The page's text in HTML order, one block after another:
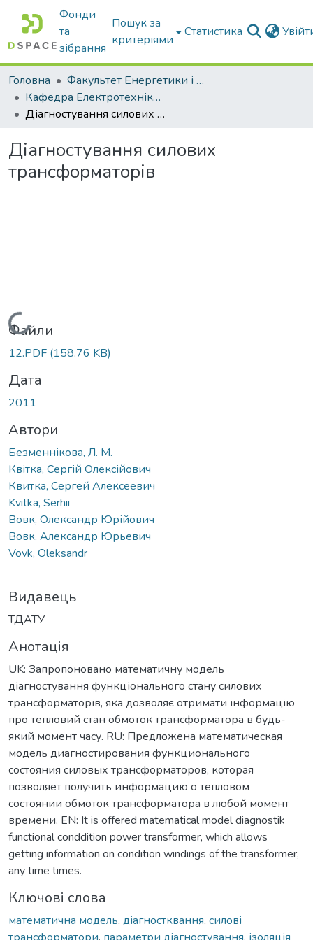
Фонди
та
зібрання
Пошук за
критеріями
Статистика
Головна
Факультет Енергетики і комп'ютерних технологій
Кафедра Електротехніки і електромеханіки ім. проф. В.В. Овчарова
Діагностування силових трансформаторів
Діагностування силових
трансформаторів
Вантажиться...
Файли
12.PDF (158.76 KB)
Дата
2011
Автори
Безменнікова, Л. М.
Квітка, Сергій Олексійович
Квитка, Сергей Алексеевич
Kvitka, Serhii
Вовк, Олександр Юрійович
Вовк, Александр Юрьевич
Vovk, Oleksandr
Видавець
ТДАТУ
Анотація
UK: Запропоновано математичну модель
діагностування функціонального стану силових
трансформаторів, яка дозволяє отримати інформацію
про тепловий стан обмоток трансформатора в будь-
який момент часу. RU: Предложена математическая
модель диагностирования функционального
состояния силовых трансформаторов, которая
позволяет получить информацию о тепловом
состоянии обмоток трансформатора в любой момент
времени. EN: It is offered matematical model diagnostik
functional conddition power transformer, which allows
getting information on condition windings of the transformer,
any time times.
Ключові слова
математична модель, діагностквання, силові